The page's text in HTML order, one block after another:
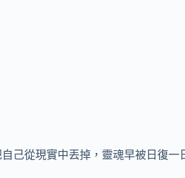
己從現實中丟掉，靈魂早被日復一